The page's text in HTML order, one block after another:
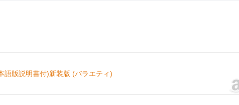
語版説明書付)新装版 (バラエティ)